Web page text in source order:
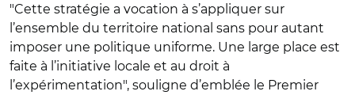
"Cette stratégie a vocation à s’appliquer sur
l’ensemble du territoire national sans pour autant
imposer une politique uniforme. Une large place est
faite à l’initiative locale et au droit à
l’expérimentation", souligne d’emblée le Premier